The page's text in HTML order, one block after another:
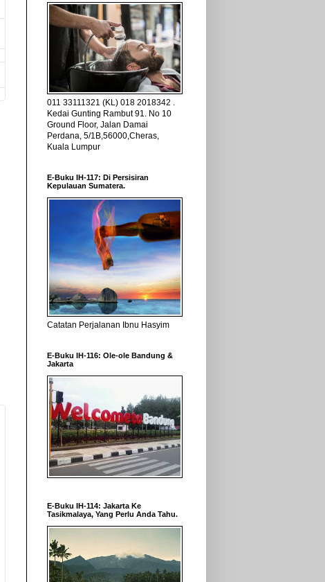
011 33111321 (KL) 018 2018342 .
Kedai Gunting Rambut 91. No 10
Ground Floor, Jalan Damai
Perdana, 5/1B,56000,Cheras,
Kuala Lumpur
E-Buku IH-117: Di Persisiran
Kepulauan Sumatera.
Catatan Perjalanan Ibnu Hasyim
E-Buku IH-116: Ole-ole Bandung &
Jakarta
E-Buku IH-114: Jakarta Ke
Tasikmalaya, Yang Perlu Anda Tahu.